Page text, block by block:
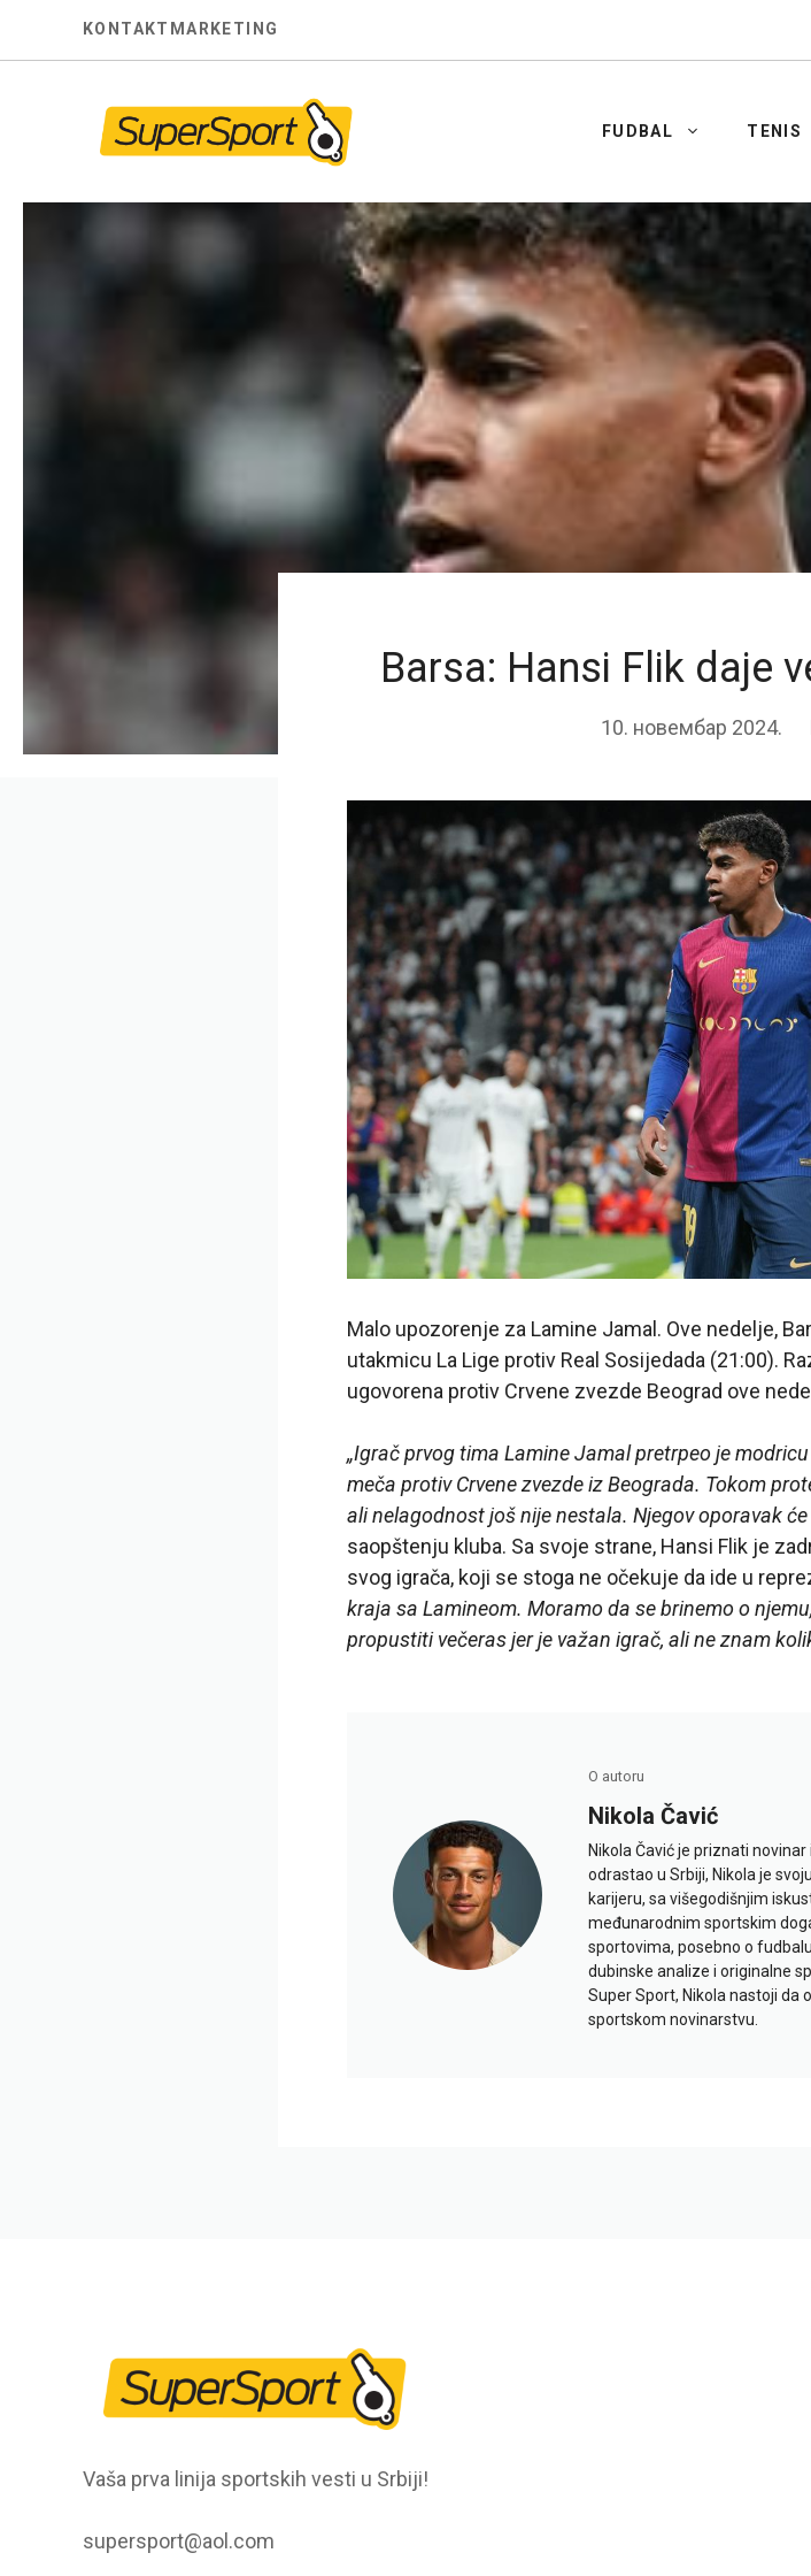
KONTAKT MARKETING
FUDBAL TENIS
Barsa: Hansi Flik daje
10. новембар 2024.
Malo upozorenje za Lamine Jamal. Ove nedelje,
utakmicu La Lige protiv Real Sosijedada (21:00).
ugovorena protiv Crvene zvezde Beograd ove
„Igrač prvog tima Lamine Jamal pretrpeo je
meča protiv Crvene zvezde iz Beograda. Tokom
ali nelagodnost još nije nestala. Njegov oporavak
saopštenju kluba. Sa svoje strane, Hansi Flik je
svog igrača, koji se stoga ne očekuje da ide u
kraja sa Lamineom. Moramo da se brinemo o
propustiti večeras jer je važan igrač, ali ne znam
O autoru
Nikola Čavić
Nikola Čavić je priznati
odrastao u Srbiji, Nikola je
karijeru, sa višegodišnjim
međunarodnim sportskim
sportovima, posebno o
dubinske analize i originalne
Super Sport, Nikola nastoji da
sportskom novinarstvu.
Vaša prva linija sportskih vesti u Srbiji!
supersport@aol.com